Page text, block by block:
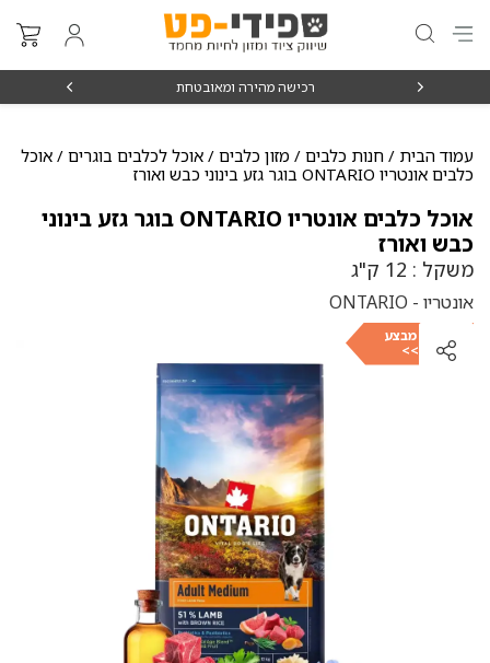
רכישה מהירה ומאובטחת
עמוד הבית / חנות כלבים / מזון כלבים / אוכל לכלבים בוגרים / אוכל
כלבים אונטריו ONTARIO בוגר גזע בינוני כבש ואורז
אוכל כלבים אונטריו ONTARIO בוגר גזע בינוני
כבש ואורז
משקל : 12 ק"ג
אונטריו - ONTARIO
לבחירת מבצע
כנסו >>